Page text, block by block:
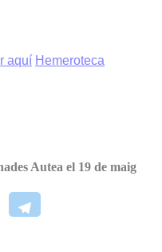
aquí Hemeroteca
Autea el 19 de maig